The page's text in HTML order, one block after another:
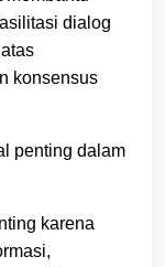
dialog
konsensus
penting dalam
karena